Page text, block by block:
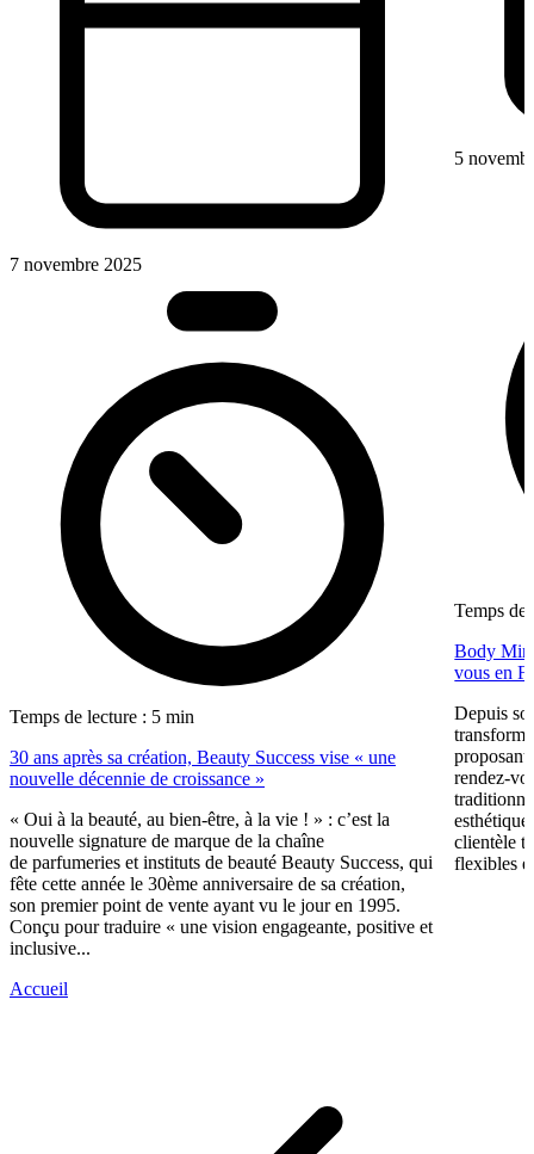
7 novembre 2025
Temps de lecture : 5 min
30 ans après sa création, Beauty Success vise « une
nouvelle décennie de croissance »
« Oui à la beauté, au bien-être, à la vie ! » : c’est la
nouvelle signature de marque de la chaîne
de parfumeries et instituts de beauté Beauty Success, qui
fête cette année le 30ème anniversaire de sa création,
son premier point de vente ayant vu le jour en 1995.
Conçu pour traduire « une vision engageante, positive et
inclusive...
5
Temps de
Body
vous en
Depuis
proposant
rendez-
clientèle
flexibles
Accueil